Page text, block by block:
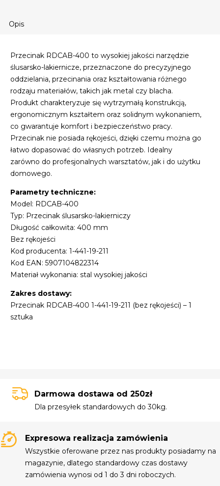
Opis
Przecinak RDCAB-400 to wysokiej jakości narzędzie
ślusarsko-lakiernicze, przeznaczone do precyzyjnego
oddzielania, przecinania oraz kształtowania różnego
rodzaju materiałów, takich jak metal czy blacha.
Produkt charakteryzuje się wytrzymałą konstrukcją,
ergonomicznym kształtem oraz solidnym wykonaniem,
co gwarantuje komfort i bezpieczeństwo pracy.
Przecinak nie posiada rękojeści, dzięki czemu można go
łatwo dopasować do własnych potrzeb. Idealny
zarówno do profesjonalnych warsztatów, jak i do użytku
domowego.
Parametry techniczne:
Model: RDCAB-400
Typ: Przecinak ślusarsko-lakierniczy
Długość całkowita: 400 mm
Bez rękojeści
Kod producenta: 1-441-19-211
Kod EAN: 5907104822314
Materiał wykonania: stal wysokiej jakości
Zakres dostawy:
Przecinak RDCAB-400 1-441-19-211 (bez rękojeści) – 1
sztuka
Darmowa dostawa od 250zł
Dla przesyłek standardowych do 30kg.
Expresowa realizacja zamówienia
Wszystkie oferowane przez nas produkty posiadamy na
magazynie, dlatego standardowy czas dostawy
zamówienia wynosi od 1 do 3 dni roboczych.